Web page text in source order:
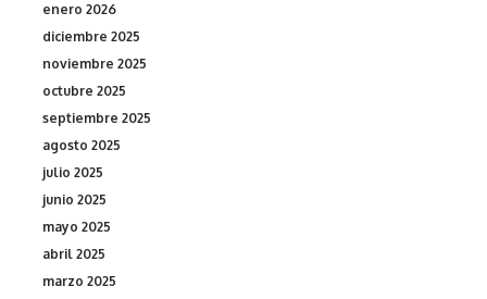
enero 2026
diciembre 2025
noviembre 2025
octubre 2025
septiembre 2025
agosto 2025
julio 2025
junio 2025
mayo 2025
abril 2025
marzo 2025